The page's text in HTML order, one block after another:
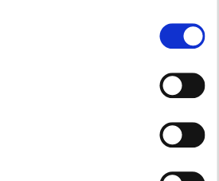
stalenkamers
Vanzelfsprekend staan de
van de perfecte keuze en